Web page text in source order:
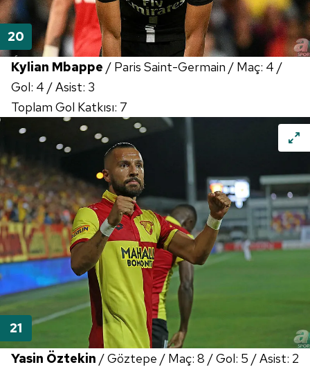
Kylian Mbappe / Paris Saint-Germain / Maç: 4 /
Gol: 4 / Asist: 3
Toplam Gol Katkısı: 7
Yasin Öztekin / Göztepe / Maç: 8 / Gol: 5 / Asist: 2